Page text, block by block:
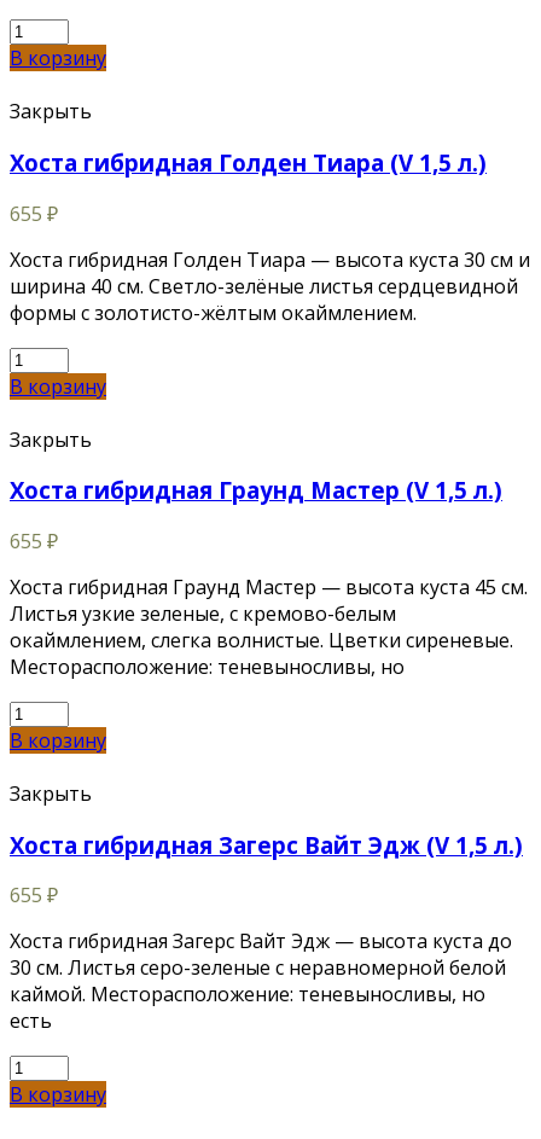
В корзину
Закрыть
Хоста гибридная Голден Тиара (V 1,5 л.)
655 ₽
Хоста гибридная Голден Тиара — высота куста 30 см и
ширина 40 см. Светло-зелёные листья сердцевидной
формы с золотисто-жёлтым окаймлением.
В корзину
Закрыть
Хоста гибридная Граунд Мастер (V 1,5 л.)
655 ₽
Хоста гибридная Граунд Мастер — высота куста 45 см.
Листья узкие зеленые, с кремово-белым
окаймлением, слегка волнистые. Цветки сиреневые.
Месторасположение: теневыносливы, но
В корзину
Закрыть
Хоста гибридная Загерс Вайт Эдж (V 1,5 л.)
655 ₽
Хоста гибридная Загерс Вайт Эдж — высота куста до
30 см. Листья серо-зеленые с неравномерной белой
каймой. Месторасположение: теневыносливы, но
есть
В корзину